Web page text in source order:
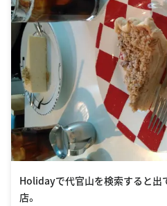
Holidayで代官山を検索すると出
店。